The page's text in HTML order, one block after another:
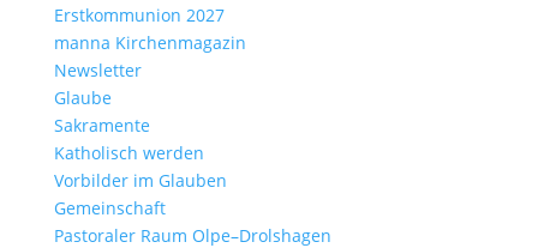
Erst­kom­mu­nion 2027
manna Kirchen­ma­gazin
News­letter
Glaube
Sakra­mente
Katho­lisch werden
Vorbilder im Glauben
Gemein­schaft
Pasto­raler Raum Olpe–Drolshagen